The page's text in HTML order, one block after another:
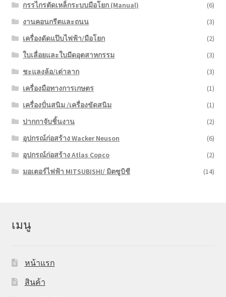
กรรไกรตัดเหล็กระบบมือโยก (Manual)
(6)
งานคอนกรีตและถนน
(3)
เครื่องดัดแป๊บไฟฟ้า/มือโยก
(2)
ใบเลื่อยและใบมีดอุตสาหกรรม
(3)
ชะแลงล้อ/เต่าลาก
(3)
เครื่องมือทางการเกษตร
(1)
เครื่องปั่นสนิม /เครื่องขัดสนิม
(1)
ปากกาจับชิ้นงาน
(2)
อุปกรณ์ก่อสร้าง Wacker Neuson
(6)
อุปกรณ์ก่อสร้าง Atlas Copco
(2)
มอเตอร์ไฟฟ้า MITSUBISHI/ มิตซูบิชี
(14)
เมนู
หน้าแรก
สินค้า